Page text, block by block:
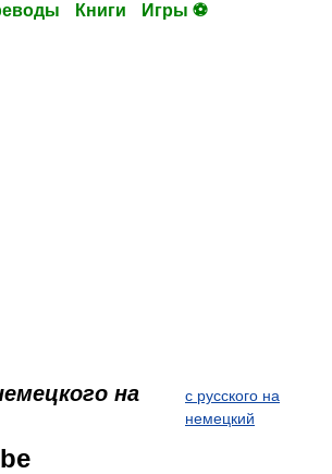
Книги Игры ⚽
на
с русского на
немецкий